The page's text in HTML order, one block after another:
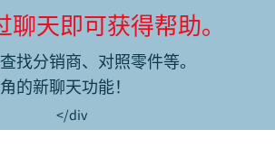
聊天即可获得帮助。
找分销商、对照零件等。
的新聊天功能！
</div